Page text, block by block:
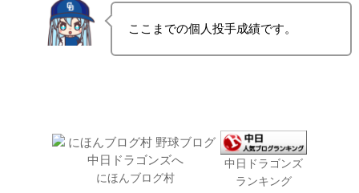
ここまでの個人投手成績です。
にほんブログ村
中日ドラゴンズ
ランキング